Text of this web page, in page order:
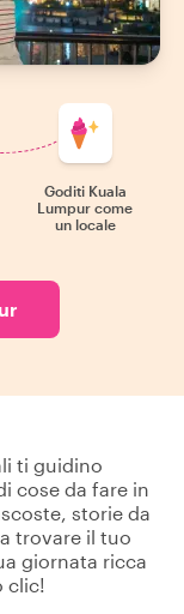
Goditi Kuala
Lumpur come
un locale
ti guidino
cose da fare in
storie da
trovare il tuo
giornata ricca
clic!